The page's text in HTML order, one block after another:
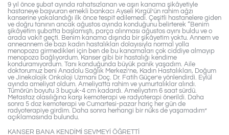
9 yıl önce şubat ayında rahatsızlanan ve aşırı kanama şikâyetiyle
hastaneye başvuran emekli bankacı Ayseli Kırgül’ün rahim ağzı
kanserine yakalandığı ilk önce tespit edilemedi. Çeşitli hastanelere giden
ve doğru tanının ancak ağustos ayında konduğunu belirterek “Benim
şikâyetim şubatta başlamıştı, parça alınması ağustos ayını buldu ve o
arada vakit geçti. Benim kanama dışında bir şikâyetim yoktu. Annem ve
anneannem de bazı kadın hastalıkları dolayısıyla normal yolla
menopoza girmedikleri için ben de bu kanamaları çok ciddiye almayıp
menopoza bağlıyordum. Kanser gibi bir hastalığı kendime
konduramıyordum. Tanı konduğunda büyük panik yaşadım. Aile
doktorumuz beni Anadolu Sağlık Merkezi’ne, Kadın Hastalıkları, Doğum
ve Jinekolojik Onkoloji Uzmanı Doç. Dr. Fatih Güçer’e yönlendirdi. Eylül
ayında ameliyat oldum. Ameliyatta rahim ve yumurtalıklar alındı.
Tümörün boyutu 3 buçuk-4 cm kadardı. Ameliyatım 6 saat sürdü.
Metastaz olasılığına karşı kemoterapi ve radyoterapi önerildi. Daha
sonra 5 doz kemoterapi ve Cumartesi-pazar hariç her gün de
radyoterapiye girdim. Daha sonra herhangi bir nüks de yaşamadım”
açıklamasında bulundu.
KANSER BANA KENDİMİ SEVMEYİ ÖĞRETTİ